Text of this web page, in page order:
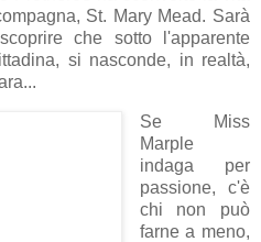
St. Mary Mead. Sarà
che sotto l'apparente
si nasconde, in realtà,
Se Miss
Marple
indaga per
passione, c'è
chi non può
farne a meno,